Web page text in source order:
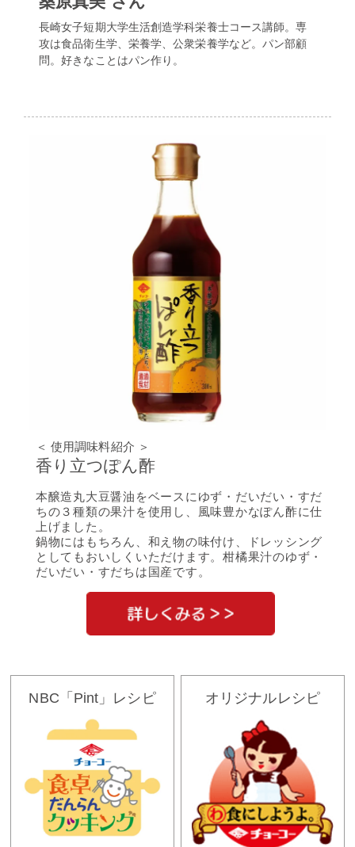
長崎女子短期大学生活創造学科栄養士コース講師。専
攻は食品衛生学、栄養学、公衆栄養学など。パン部顧
問。好きなことはパン作り。
＜ 使用調味料紹介 ＞
香り立つぽん酢
本醸造丸大豆醤油をベースにゆず・だいだい・すだ
ちの３種類の果汁を使用し、風味豊かなぽん酢に仕
上げました。
鍋物にはもちろん、和え物の味付け、ドレッシング
としてもおいしくいただけます。柑橘果汁のゆず・
だいだい・すだちは国産です。
NBC「Pint」レシピ オリジナルレシピ